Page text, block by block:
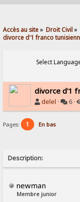
Accès au site» Droit Civil»
divorce d'1 franco
divorce d'1
delel · 6 ·
Pages: 1 En bas
Description:
newman
Membre junior